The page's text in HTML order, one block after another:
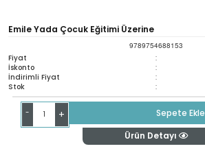
Emile Yada Çocuk Eğitimi Üzerine
9789754688153
Fiyat :
İskonto :
İndirimli Fiyat :
Stok :
- +
Sepete Ekle
Ürün Detayı